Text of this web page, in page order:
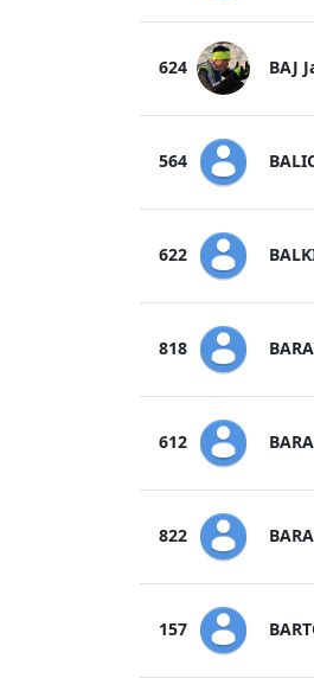
624 BAJ
564
622
818
612
822
157